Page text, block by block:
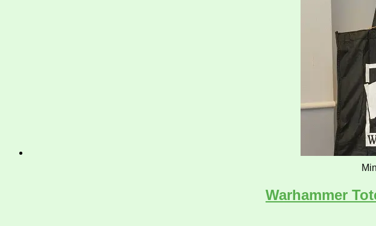
Warhammer